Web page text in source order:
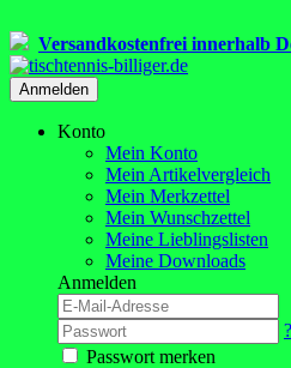
Versandkostenfrei innerhalb
Anmelden
Konto
Mein Konto
Mein Artikelvergleich
Mein Merkzettel
Mein Wunschzettel
Meine Lieblingslisten
Meine Downloads
Anmelden
?
Passwort merken